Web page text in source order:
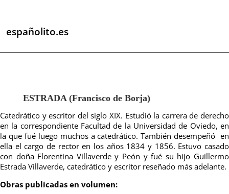
españolito.es
ESTRADA (Francisco de Borja)
Catedrático y escritor del siglo XIX. Estudió la carrera de derecho
en la correspondiente Facultad de la Universidad de Oviedo, en
la que fué luego muchos a catedrático. También desempeñó en
ella el cargo de rector en los años 1834 y 1856. Estuvo casado
con doña Florentina Villaverde y Peón y fué su hijo Guillermo
Estrada Villaverde, catedrático y escritor reseñado más adelante.
Obras publicadas en volumen: